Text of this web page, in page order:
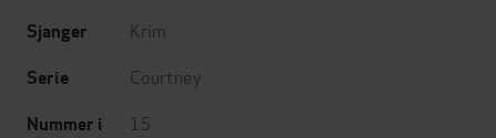
Sjanger Krim
Serie Courtney
Nummer i
15